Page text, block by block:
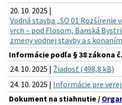
20. 10. 2025 |
Vodná stavba „SO 01
vrch – pod Flosom, Banská
zmeny vodnej stavby a s
Informácie podľa § 38 zákona
24. 10. 2025 | Žiadosť (498,8 kB)
24. 10. 2025 | Informácie pre
Dokument na stiahnutie /